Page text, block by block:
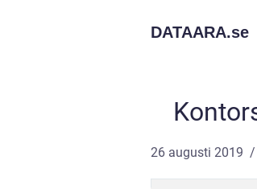
DATAARA.se
26 augusti 2019